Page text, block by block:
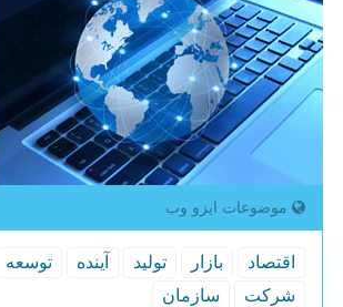
موضوعات ایزو وب
اقتصاد بازار تولید آینده توسعه
شركت
سازمان